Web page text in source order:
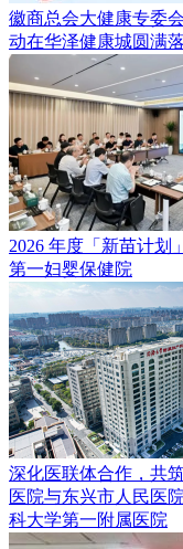
徽商总会大健康专委
动在华泽健康城圆满
2026 年度「新苗计划
第一妇婴保健院
深化医联体合作，共
医院与东兴市人民医
科大学第一附属医院